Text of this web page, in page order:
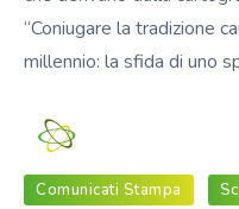
“Coniugare la tradizione
millennio: la sfida di uno
Comunicati Stampa